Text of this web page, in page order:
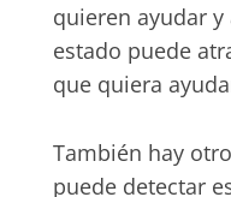
quieren ayudar y
estado puede
que quiera
También hay
puede detectar